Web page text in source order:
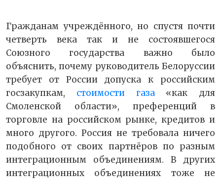
Гражданам учреждённого, но спустя почти
четверть века так и не состоявшегося
Союзного государства важно было
объяснить, почему руководитель Белоруссии
требует от России допуска к российским
госзакупкам, стоимости газа«как для
Смоленской области», преференций в
торговле на российском рынке, кредитов и
много другого. Россия не требовала ничего
подобного от своих партнёров по разным
интеграционным объединениям. В других
интеграционных объединениях тоже не